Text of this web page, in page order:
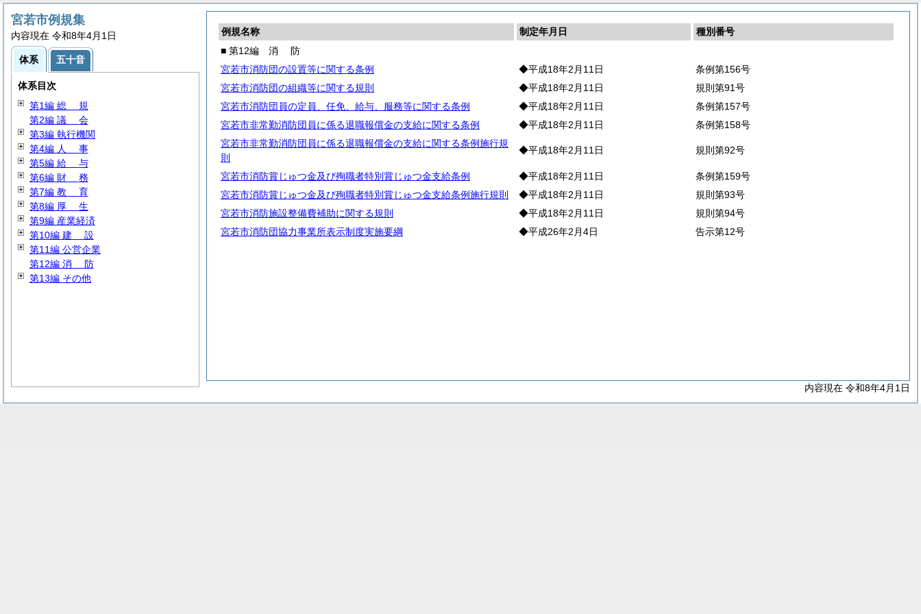
例規名称 制定年月日
種別番号
■ 第12編 消 防
宮若市消防団の設置等に関する条例
◆平成18年2月11日
条例第156号
宮若市消防団の組織等に関する規則
◆平成18年2月11日
規則第91号
宮若市消防団員の定員、任免、給与、服務等に関する条例
◆平成18年2月11日
条例第157号
宮若市非常勤消防団員に係る退職報償金の支給に関する条例
◆平成18年2月11日
条例第158号
宮若市非常勤消防団員に係る退職報償金の支給に関する条例施行規
則
◆平成18年2月11日 規則第92号
宮若市消防賞じゅつ金及び殉職者特別賞じゅつ金支給条例 ◆平成18年2月11日
条例第159号
宮若市消防賞じゅつ金及び殉職者特別賞じゅつ金支給条例施行規則
◆平成18年2月11日
規則第93号
宮若市消防施設整備費補助に関する規則
◆平成18年2月11日
規則第94号
宮若市消防団協力事業所表示制度実施要綱
◆平成26年2月4日 告示第12号
内容現在 令和8年4月1日
宮若市例規集
内容現在 令和8年4月1日
体系 五十音
体系目次
第1編 総 規
第2編 議 会
第3編 執行機関
第4編 人 事
第5編 給 与
第6編 財 務
第7編 教 育
第8編 厚 生
第9編 産業経済
第10編 建 設
第11編 公営企業
第12編 消 防
第13編 その他